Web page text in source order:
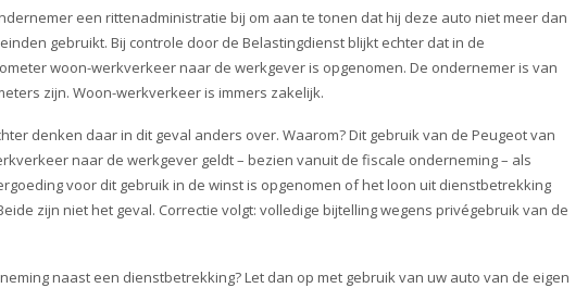
een rittenadministratie bij om aan te tonen dat hij deze auto niet meer dan
gebruikt. Bij controle door de Belastingdienst blijkt echter dat in de
woon-werkverkeer naar de werkgever is opgenomen. De ondernemer is van
zijn. Woon-werkverkeer is immers zakelijk.
denken daar in dit geval anders over. Waarom? Dit gebruik van de Peugeot van
naar de werkgever geldt – bezien vanuit de fiscale onderneming – als
voor dit gebruik in de winst is opgenomen of het loon uit dienstbetrekking
zijn niet het geval. Correctie volgt: volledige bijtelling wegens privégebruik van de
naast een dienstbetrekking? Let dan op met gebruik van uw auto van de eigen